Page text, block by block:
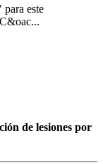
este
de lesiones por